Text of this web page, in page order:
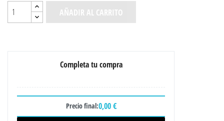
AÑADIR AL CARRITO
Completa tu compra
Precio final:0,00 €